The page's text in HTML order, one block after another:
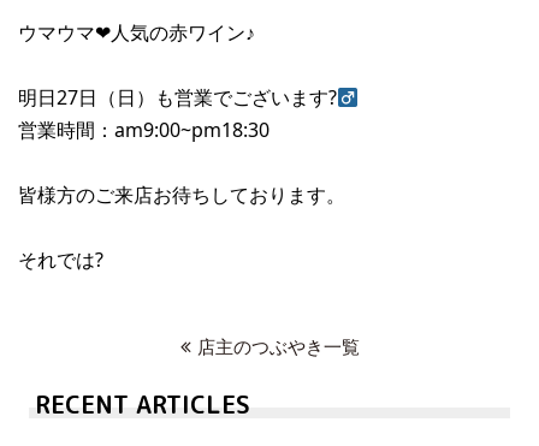
ウマウマ❤︎人気の赤ワイン♪
明日27日（日）も営業でございます?‍
営業時間：am9:00~pm18:30
皆様方のご来店お待ちしております。
それでは?
店主のつぶやき一覧
RECENT ARTICLES